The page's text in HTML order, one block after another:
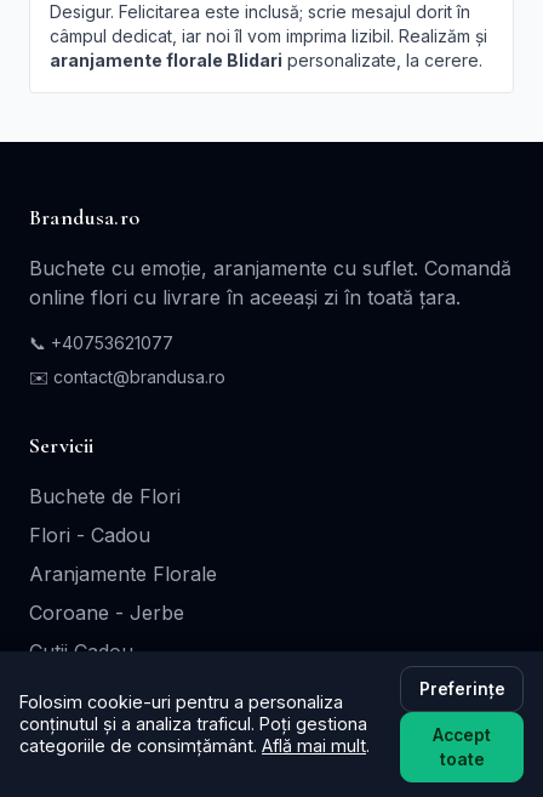
Desigur. Felicitarea este inclusă; scrie mesajul dorit în
câmpul dedicat, iar noi îl vom imprima lizibil. Realizăm și
aranjamente florale Blidari personalizate, la cerere.
Brandusa.ro
Buchete cu emoție, aranjamente cu suflet. Comandă
online flori cu livrare în aceeași zi în toată țara.
📞 +40753621077
✉️ contact@brandusa.ro
Servicii
Buchete de Flori
Flori - Cadou
Aranjamente Florale
Coroane - Jerbe
Cutii Cadou
Informații
Folosim cookie-uri pentru a personaliza
conținutul și a analiza traficul. Poți gestiona
categoriile de consimțământ. Află mai mult.
Preferințe
Accept
toate